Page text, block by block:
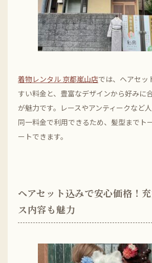
着物レンタル 京都嵐山店では、ヘアセッ
すい料金と、豊富なデザインから好みに
が魅力です。レースやアンティークなど
同一料金で利用できるため、髪型までト
ートできます。
ヘアセット込みで安心価格！
ス内容も魅力